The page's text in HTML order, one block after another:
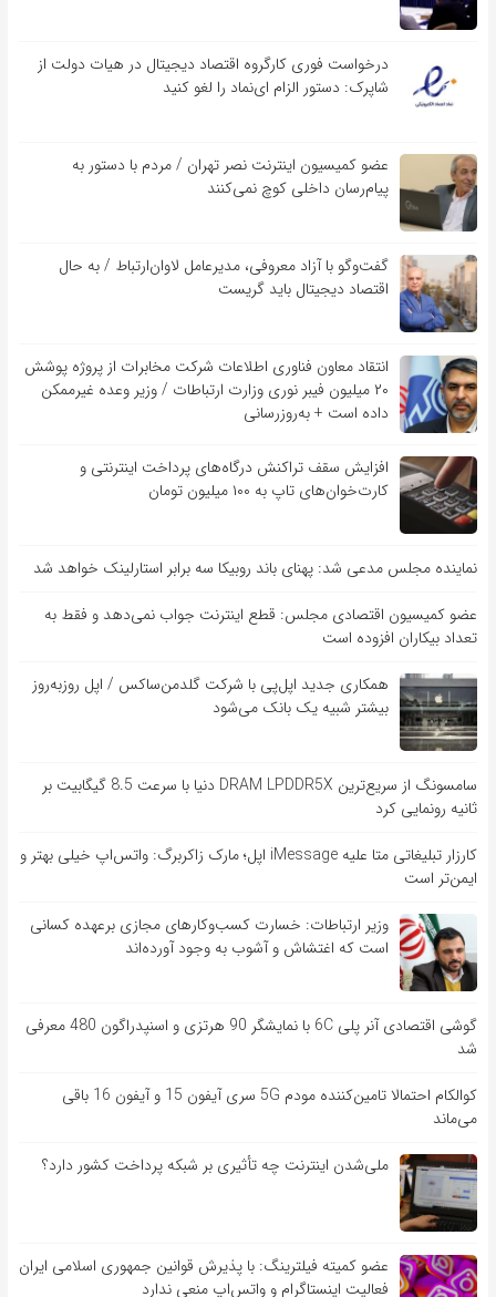
درخواست فوری کارگروه اقتصاد دیجیتال در هیات دولت از
شاپرک: دستور الزام ای‌نماد را لغو کنید
عضو کمیسیون اینترنت نصر تهران / مردم با دستور به
پیام‌رسان داخلی کوچ نمی‌کنند
گفت‌و‌گو با آزاد معروفی، مدیرعامل لاوان‌ارتباط / به حال
اقتصاد دیجیتال باید گریست
انتقاد معاون فناوری اطلاعات شرکت مخابرات از پروژه پوشش
۲۰ میلیون فیبر نوری وزارت ارتباطات / وزیر وعده غیرممکن
داده است + به‌روزرسانی
افزایش سقف تراکنش درگاه‌های پرداخت اینترنتی و
کارت‌خوان‌های تاپ به ۱۰۰ میلیون تومان
نماینده مجلس مدعی شد: پهنای باند روبیکا سه برابر استارلینک خواهد شد
عضو کمیسیون اقتصادی مجلس: قطع اینترنت جواب نمی‌دهد و فقط به
تعداد بیکاران افزوده است
همکاری جدید اپل‌پی با شرکت گلدمن‌ساکس / اپل روزبه‌روز
بیشتر شبیه یک بانک می‌شود
سامسونگ از سریع‌ترین DRAM LPDDR5X دنیا با سرعت 8.5 گیگابیت بر
ثانیه رونمایی کرد
کارزار تبلیغاتی متا علیه iMessage اپل؛ مارک زاکربرگ: واتس‌اپ خیلی بهتر و
ایمن‌تر است
وزیر ارتباطات: خسارت کسب‌وکارهای مجازی برعهده کسانی
است که اغتشاش و آشوب به وجود آورده‌اند
گوشی اقتصادی آنر پلی 6C با نمایشگر 90 هرتزی و اسنپدراگون 480 معرفی
شد
کوالکام احتمالا تامین‌کننده مودم 5G سری آیفون 15 و آیفون 16 باقی
می‌ماند
ملی‌شدن اینترنت چه تأثیری بر شبکه پرداخت کشور دارد؟
عضو کمیته فیلترینگ: با پذیرش قوانین جمهوری اسلامی ایران
فعالیت اینستاگرام و واتس‌اپ منعی ندارد